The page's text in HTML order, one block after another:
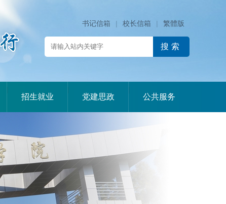
书记信箱 | 校长信箱 | 繁體版
招生就业 党建思政 公共服务